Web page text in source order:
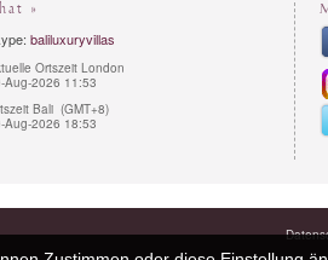
»
baliluxuryvillas
Ortszeit London
Aug-2026 11:53
Bali (GMT+8)
Aug-2026 18:53